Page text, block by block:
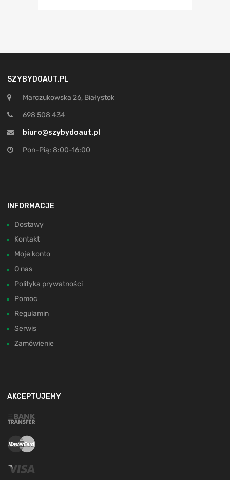
SZYBYDOAUT.PL
Marczukowska 26, Białystok
698 508 434
biuro@szybydoaut.pl
Pon-Pią: 8:00-16:00
INFORMACJE
Dostawy
Kontakt
Moje konto
O nas
Polityka prywatności
Pomoc
Regulamin
Serwis
Zamówienie
AKCEPTUJEMY